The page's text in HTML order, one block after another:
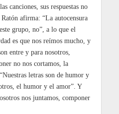
canciones, sus respuestas no
afirma: “La autocensura
grupo, no”, a lo que el
es que nos reímos mucho, y
entre y para nosotros,
no nos cortamos, la
letras son de humor y
el humor y el amor”. Y
nos juntamos, componer